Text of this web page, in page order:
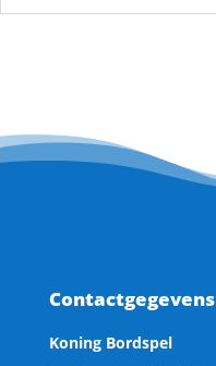
Contactgegevens
Koning Bordspel